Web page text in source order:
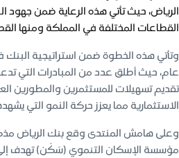
الرياض، حيث تأتي هذه الرعاية ضمن جهود
القطاعات المختلفة في المملكة ومنها
وتأتي هذه الخطوة ضمن استراتيجية
عام، حيث أطلق عدد من المبادرات التي
تقديم تسهيلات للمستثمرين والمطورين
الاستثمارية مما يعزز حركة النمو التي
وعلى هامش المنتدى وقع بنك الرياض
مؤسسة الإسكان التنموي (سَكَن) تهدف إلى